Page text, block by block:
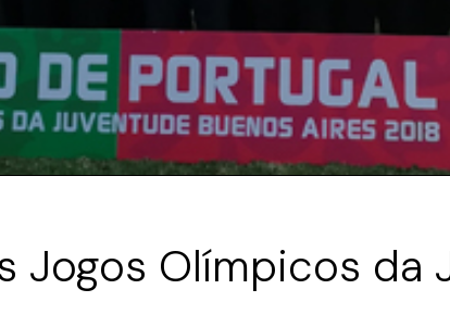
Jogos Olímpicos da